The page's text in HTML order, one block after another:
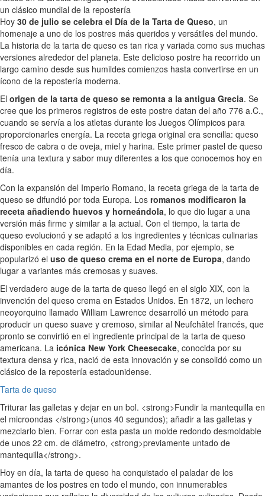
un clásico mundial de la repostería
Hoy 30 de julio se celebra el Día de la Tarta de Queso, un
homenaje a uno de los postres más queridos y versátiles del mundo.
La historia de la tarta de queso es tan rica y variada como sus muchas
versiones alrededor del planeta. Este delicioso postre ha recorrido un
largo camino desde sus humildes comienzos hasta convertirse en un
ícono de la repostería moderna.
El origen de la tarta de queso se remonta a la antigua Grecia. Se
cree que los primeros registros de este postre datan del año 776 a.C.,
cuando se servía a los atletas durante los Juegos Olímpicos para
proporcionarles energía. La receta griega original era sencilla: queso
fresco de cabra o de oveja, miel y harina. Este primer pastel de queso
tenía una textura y sabor muy diferentes a los que conocemos hoy en
día.
Con la expansión del Imperio Romano, la receta griega de la tarta de
queso se difundió por toda Europa. Los romanos modificaron la
receta añadiendo huevos y horneándola, lo que dio lugar a una
versión más firme y similar a la actual. Con el tiempo, la tarta de
queso evolucionó y se adaptó a los ingredientes y técnicas culinarias
disponibles en cada región. En la Edad Media, por ejemplo, se
popularizó el uso de queso crema en el norte de Europa, dando
lugar a variantes más cremosas y suaves.
El verdadero auge de la tarta de queso llegó en el siglo XIX, con la
invención del queso crema en Estados Unidos. En 1872, un lechero
neoyorquino llamado William Lawrence desarrolló un método para
producir un queso suave y cremoso, similar al Neufchâtel francés, que
pronto se convirtió en el ingrediente principal de la tarta de queso
americana. La icónica New York Cheesecake, conocida por su
textura densa y rica, nació de esta innovación y se consolidó como un
clásico de la repostería estadounidense.
Tarta de queso
Triturar las galletas y dejar en un bol. <strong>Fundir la mantequilla en
el microondas </strong>(unos 40 segundos); añadir a las galletas y
mezclarlo bien. Forrar con esta pasta un molde redondo desmoldable
de unos 22 cm. de diámetro, <strong>previamente untado de
mantequilla</strong>.
Hoy en día, la tarta de queso ha conquistado el paladar de los
amantes de los postres en todo el mundo, con innumerables